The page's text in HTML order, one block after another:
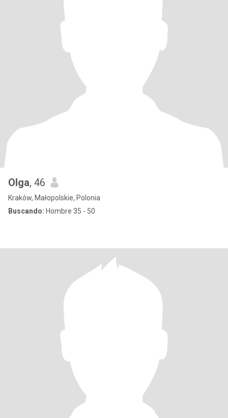
Olga, 46
Kraków, Małopolskie, Polonia
Buscando: Hombre 35 - 50